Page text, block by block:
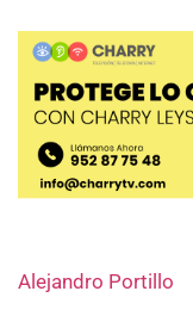
Alejandro Portillo